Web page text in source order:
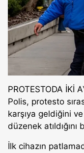
PROTESTODA İKİ
Polis, protesto
karşıya geldiğini ve
düzenek atıldığını
İlk cihazın